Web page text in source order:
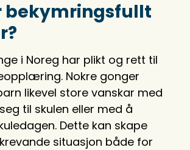
bekymringsfullt
i Noreg har plikt og rett til
Nokre gonger
likevel store vanskar med
til skulen eller med å
Dette kan skape
situasjon både for